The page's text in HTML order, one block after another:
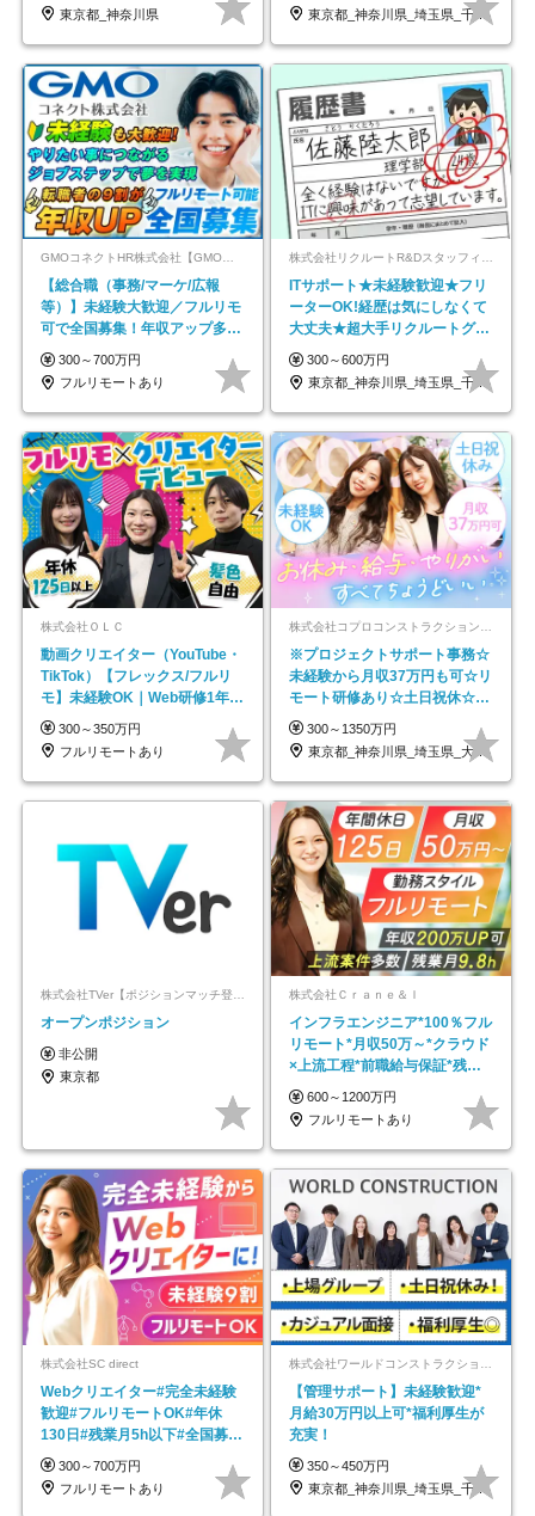
東京都_神奈川県
東京都_神奈川県_埼玉県_千葉県_大阪府…
GMOコネクトHR株式会社【GMOインターネットグループ】
【総合職（事務/マーケ/広報
等）】未経験大歓迎／フルリモ
可で全国募集！年収アップ多数
★年休最大130日★
300～700万円
フルリモートあり
ITサポート★未経験歓迎★フリ
ーターOK!経歴は気にしなくて
大丈夫★超大手リクルートグル
ープの正社員/sg
300～600万円
東京都_神奈川県_埼玉県_千葉県_大阪府…
株式会社ＯＬＣ
動画クリエイター（YouTube・
TikTok）【フレックス/フルリ
モ】未経験OK｜Web研修1年間
｜副業OK
300～350万円
フルリモートあり
※プロジェクトサポート事務☆
未経験から月収37万円も可☆リ
モート研修あり☆土日祝休☆20
代～30代活躍/b
300～1350万円
東京都_神奈川県_埼玉県_大阪府_愛知県…
株式会社TVer【ポジションマッチ登録】
オープンポジション
非公開
東京都
株式会社Ｃｒａｎｅ＆Ｉ
インフラエンジニア*100％フル
リモート*月収50万～*クラウド
×上流工程*前職給与保証*残業
月9.8h
600～1200万円
フルリモートあり
株式会社SC direct
Webクリエイター#完全未経験
歓迎#フルリモートOK#年休
130日#残業月5h以下#全国募集
#最大1年の研修
300～700万円
フルリモートあり
【管理サポート】未経験歓迎*
月給30万円以上可*福利厚生が
充実！
350～450万円
東京都_神奈川県_埼玉県_千葉県_大阪府…